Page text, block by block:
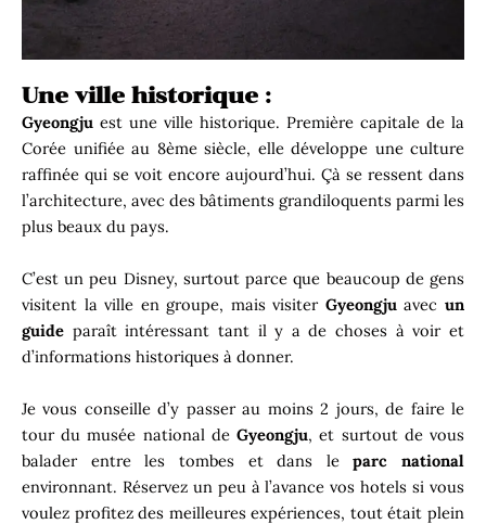
Une ville historique :
Gyeongju est une ville historique. Première capitale de la
Corée unifiée au 8ème siècle, elle développe une culture
raffinée qui se voit encore aujourd’hui. Çà se ressent dans
l’architecture, avec des bâtiments grandiloquents parmi les
plus beaux du pays.
C’est un peu Disney, surtout parce que beaucoup de gens
visitent la ville en groupe, mais visiter Gyeongju avecun
guide paraît intéressant tant il y a de choses à voir et
d’informations historiques à donner.
Je vous conseille d’y passer au moins 2 jours, de faire le
tour du musée national deGyeongju, et surtout de vous
balader entre les tombes et dans leparc national
environnant. Réservez un peu à l’avance vos hotels si vous
voulez profitez des meilleures expériences, tout était plein